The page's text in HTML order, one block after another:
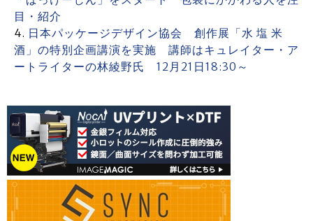
目・紹介
日本パッケージデザイン協会 創作展「水 塩 米
酒」の特別企画講演を実施 講師はキュレイター・ア
ートライターの林綾野氏 12月21日18:30～